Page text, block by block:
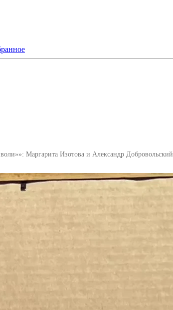
Маргарита Изотова и Александр Добровольский.